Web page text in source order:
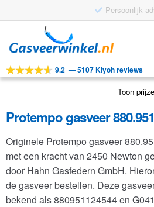
Persoonlijk
door
navigatie
naar
inhoud
Tools
Toepassingen
Klantenservice
FAQ
9.2 —5107 Kiyoh reviews
Toon
Protempo gasveer
Originele Protempo gasveer
met een kracht van 2450 Newton
door Hahn Gasfedern GmbH.
de gasveer bestellen. Deze
bekend als 880951124544 en